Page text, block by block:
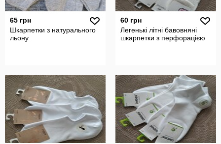
65 грн
Шкарпетки з натурального
льону
60 грн
Легенькі літні бавовняні
шкарпетки з перфорацією